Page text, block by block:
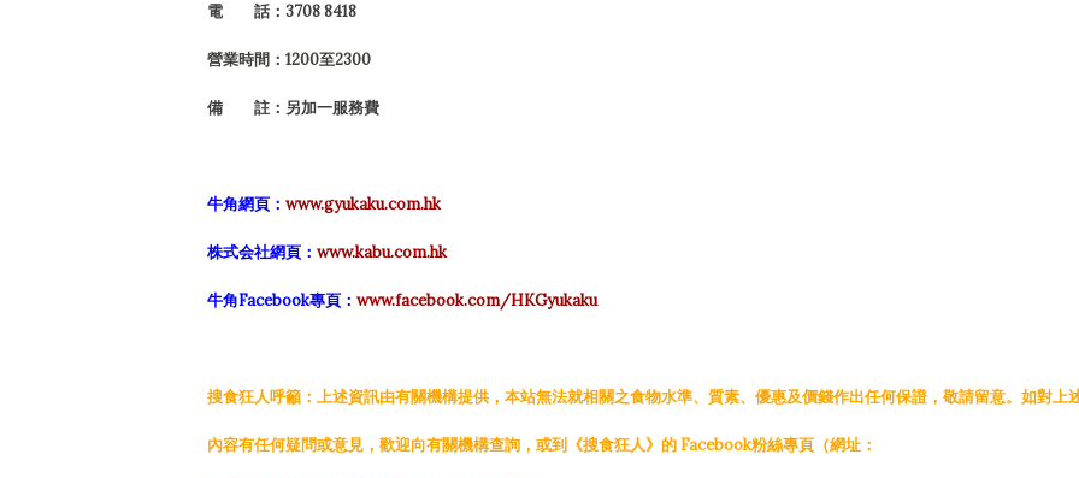
電 話：3708 8418
營業時間：1200至2300
備 註：另加一服務費
牛角網頁： www.gyukaku.com.hk
株式会社網頁： www.kabu.com.hk
牛角Facebook專頁： www.facebook.com/HKGyukaku
搜食狂人呼籲：上述資訊由有關機構提供，本站無法就相關之食物水準、質素、優惠及價錢作出任何保證，敬請留意。如對上
內容有任何疑問或意見，歡迎向有關機構查詢，或到《搜食狂人》的 Facebook粉絲專頁（網址：